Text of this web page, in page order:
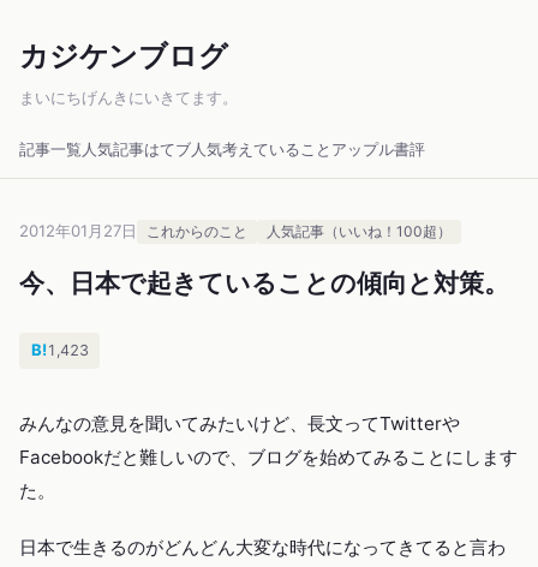
カジケンブログ
まいにちげんきにいきてます。
記事一覧 人気記事はてブ人気考えていること アップル書評
2012年01月27日 これからのこと 人気記事（いいね！100超）
今、日本で起きていることの傾向と対策。
B!1,423
みんなの意見を聞いてみたいけど、長文ってTwitterや
Facebookだと難しいので、ブログを始めてみることにします
た。
日本で生きるのがどんどん大変な時代になってきてると言わ